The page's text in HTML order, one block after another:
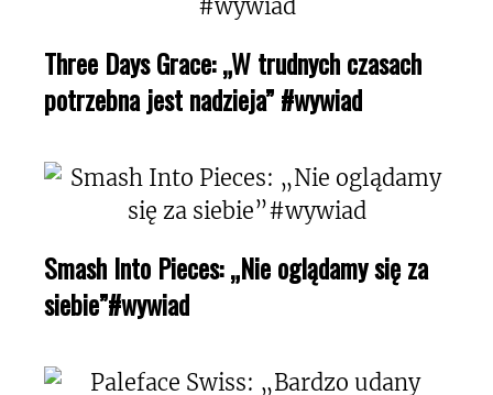
Three Days Grace: „W trudnych czasach
potrzebna jest nadzieja” #wywiad
Smash Into Pieces: „Nie oglądamy się za
siebie”#wywiad